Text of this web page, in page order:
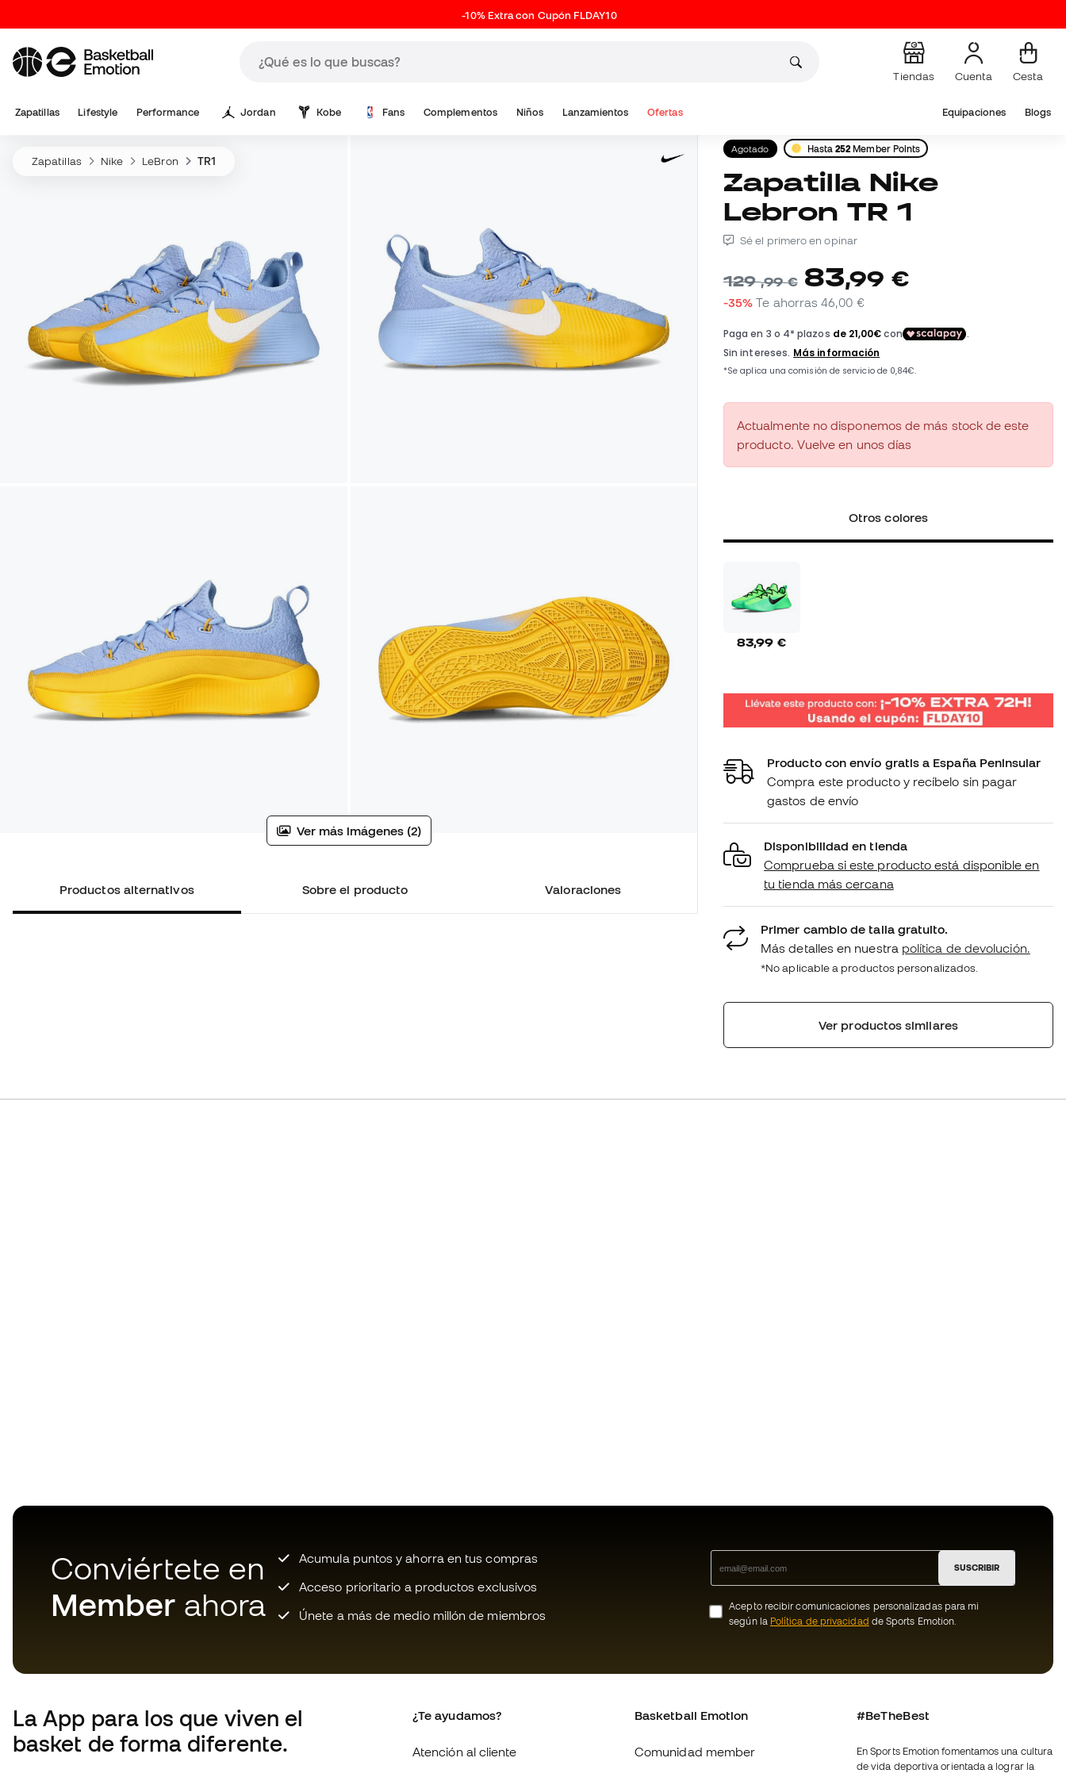
-10% Extra con Cupón FLDAY10
Tiendas Cuenta Cesta
Zapatillas Lifestyle Performance Jordan Kobe Fans Complementos Niños Lanzamientos Ofertas Equipaciones Blogs
Zapatillas Nike LeBron TR1
Ver más imágenes (2)
Productos alternativos Sobre el producto Valoraciones
Agotado Hasta252 Member Points
Zapatilla Nike
Lebron TR 1
Sé el primero en opinar
129,99 € 83,99 €
-35% Te ahorras46,00 €
Actualmente no disponemos de más stock de este
producto. Vuelve en unos días
Otros colores
83,99 €
Producto con envío gratis a España Peninsular
Compra este producto y recíbelo sin pagar
gastos de envío
Disponibilidad en tienda
Comprueba si este producto está disponible en
tu tienda más cercana
Primer cambio de talla gratuito.
Más detalles en nuestra política de devolución.
*No aplicable a productos personalizados.
Ver productos similares
Conviértete en
Member ahora
Acumula puntos y ahorra en tus compras
Acceso prioritario a productos exclusivos
Únete a más de medio millón de miembros
SUSCRIBIR
Acepto recibir comunicaciones personalizadas para mi
según la Política de privacidad de Sports Emotion.
La App para los que viven el
basket de forma diferente.
¿Te ayudamos?
Atención al cliente
Basketball Emotion
Comunidad member
#BeTheBest
En Sports Emotion fomentamos una cultura
de vida deportiva orientada a lograr la